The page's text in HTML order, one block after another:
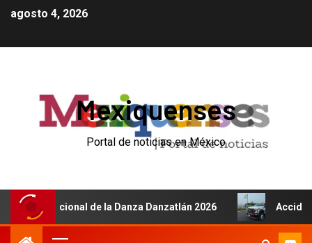
agosto 4, 2026
Mexiquenses
Portal de noticias en México
de la Danza Danzatlán 2026 Accidente